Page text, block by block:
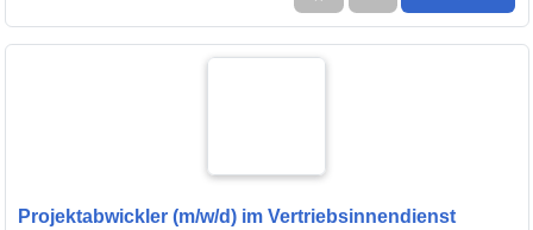
Projektabwickler (m/w/d) im Vertriebsinnendienst